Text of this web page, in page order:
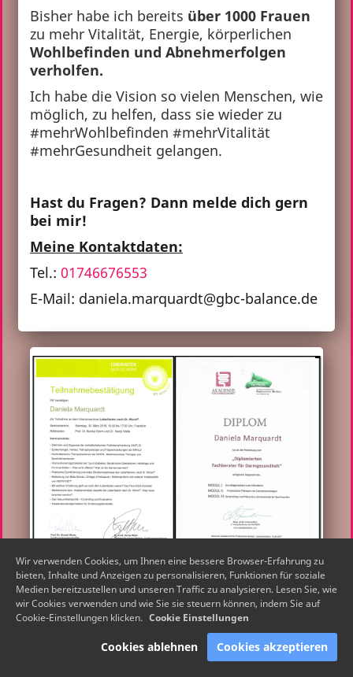
Bisher habe ich bereits über 1000 Frauen
zu mehr Vitalität, Energie, körperlichen
Wohlbefinden und Abnehmerfolgen
verholfen.
Ich habe die Vision so vielen Menschen, wie
möglich, zu helfen, dass sie wieder zu
#mehrWohlbefinden #mehrVitalität
#mehrGesundheit gelangen.
Hast du Fragen? Dann melde dich gern
bei mir!
Meine Kontaktdaten:
Tel.: 01746676553
E-Mail: daniela.marquardt@gbc-balance.de
Wir verwenden Cookies, um Ihnen eine bessere Browser-Erfahrung zu
bieten, Inhalte und Anzeigen zu personalisieren, Funktionen für soziale
Medien bereitzustellen und unseren Traffic zu analysieren. Lesen Sie, wie
wir Cookies verwenden und wie Sie sie steuern können, indem Sie auf
Cookie-Einstellungen klicken. Cookie Einstellungen
Cookies ablehnen Cookies akzeptieren